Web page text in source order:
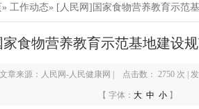
» 工作动态» [人民网]国家食物营养教育示范
食物营养教育示范基地建设
文章来源：人民网-人民健康网 | 点击数： 2750 次 |
【 字体： 大 中 小 】